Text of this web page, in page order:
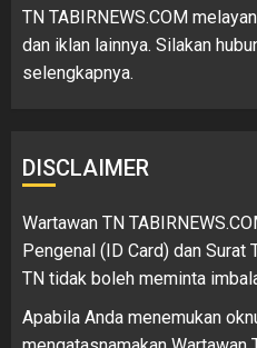
TN TABIRNEWS.COM
dan iklan lainnya. Silakan
selengkapnya.
DISCLAIMER
Wartawan TN
Pengenal (ID Card) dan Surat
TN tidak boleh meminta
Apabila Anda menemukan